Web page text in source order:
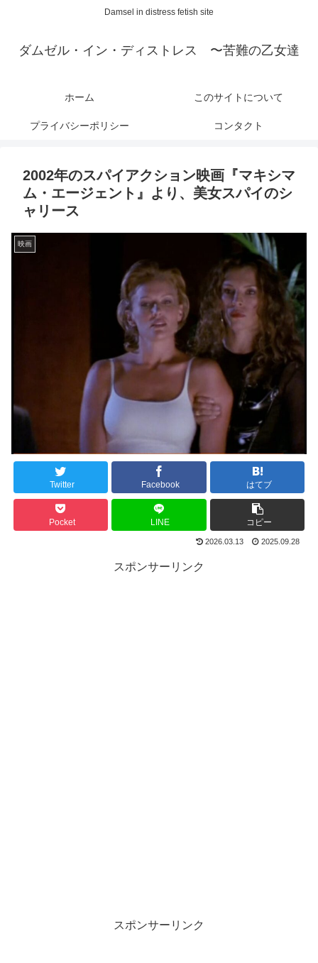
Damsel in distress fetish site
ダムゼル・イン・ディストレス 〜苦難の乙女達
ホーム このサイトについて
プライバシーポリシー コンタクト
2002年のスパイアクション映画『マキシマ
ム・エージェント』より、美女スパイのシ
ャリース
映画
Twitter Facebook はてブ
Pocket LINE コピー
2026.03.13 2025.09.28
スポンサーリンク
スポンサーリンク